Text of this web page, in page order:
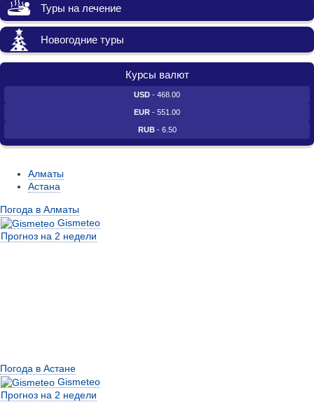
Туры на лечение
Новогодние туры
Курсы валют
USD - 468.00
EUR - 551.00
RUB- 6.50
Алматы
Астана
Погода в Алматы
Gismeteo
Прогноз на 2 недели
Погода в Астане
Gismeteo
Прогноз на 2 недели